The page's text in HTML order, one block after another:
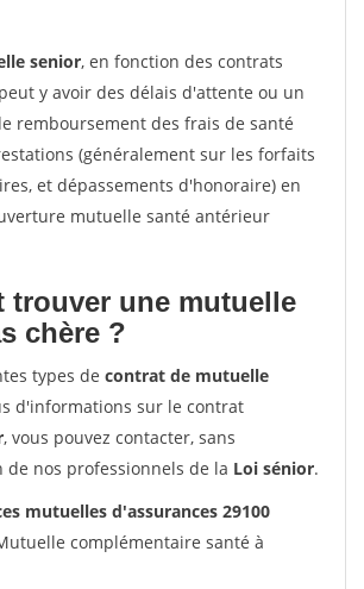
senior, en fonction des contrats
y avoir des délais d'attente ou un
remboursement des frais de santé
(généralement sur les forfaits
et dépassements d'honoraire) en
mutuelle santé antérieur
trouver une mutuelle
chère ?
types de contrat de mutuelle
d'informations sur le contrat
, vous pouvez contacter, sans
de nos professionnels de la Loi sénior.
mutuelles d'assurances 29100
complémentaire santé à